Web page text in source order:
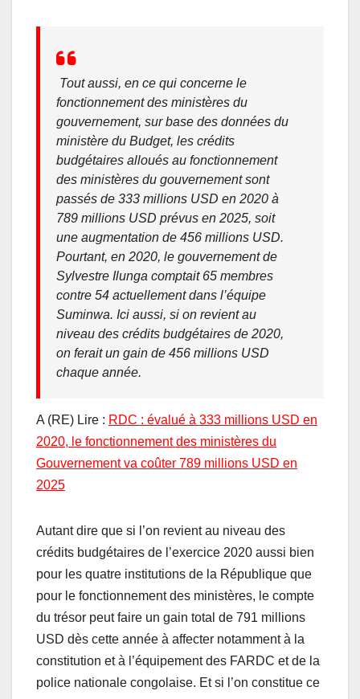
Tout aussi, en ce qui concerne le
fonctionnement des ministères du
gouvernement, sur base des données du
ministère du Budget, les crédits
budgétaires alloués au fonctionnement
des ministères du gouvernement sont
passés de 333 millions USD en 2020 à
789 millions USD prévus en 2025, soit
une augmentation de 456 millions USD.
Pourtant, en 2020, le gouvernement de
Sylvestre Ilunga comptait 65 membres
contre 54 actuellement dans l’équipe
Suminwa. Ici aussi, si on revient au
niveau des crédits budgétaires de 2020,
on ferait un gain de 456 millions USD
chaque année.
A (RE) Lire : RDC : évalué à 333 millions USD en
2020, le fonctionnement des ministères du
Gouvernement va coûter 789 millions USD en
2025
Autant dire que si l’on revient au niveau des
crédits budgétaires de l’exercice 2020 aussi bien
pour les quatre institutions de la République que
pour le fonctionnement des ministères, le compte
du trésor peut faire un gain total de 791 millions
USD dès cette année à affecter notamment à la
constitution et à l’équipement des FARDC et de la
police nationale congolaise. Et si l’on constitue ce